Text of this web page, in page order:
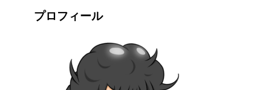
プロフィール